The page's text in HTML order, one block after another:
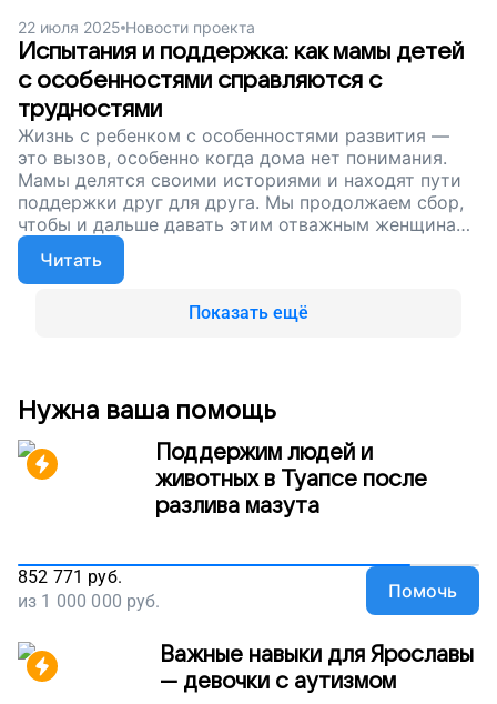
22 июля 2025 Новости проекта
Испытания и поддержка: как мамы детей
с особенностями справляются с
трудностями
Жизнь с ребенком с особенностями развития —
это вызов, особенно когда дома нет понимания.
Мамы делятся своими историями и находят пути
поддержки друг для друга. Мы продолжаем сбор,
чтобы и дальше давать этим отважным женщинам
опору
Читать
Показать ещё
Нужна ваша помощь
Поддержим людей и
животных в Туапсе после
разлива мазута
852 771 руб.
из 1 000 000 руб. Помочь
Важные навыки для Ярославы
— девочки с аутизмом